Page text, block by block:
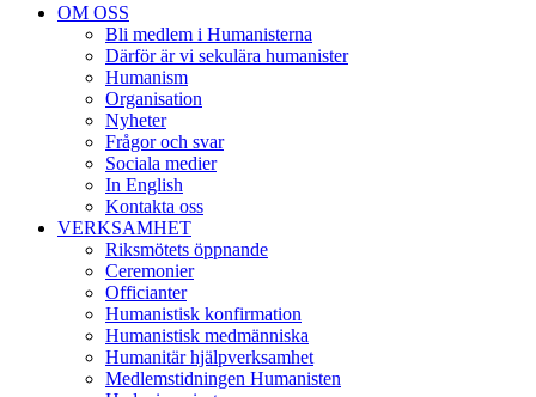
OM OSS
Bli medlem i Humanisterna
Därför är vi sekulära humanister
Humanism
Organisation
Nyheter
Frågor och svar
Sociala medier
In English
Kontakta oss
VERKSAMHET
Riksmötets öppnande
Ceremonier
Officianter
Humanistisk konfirmation
Humanistisk medmänniska
Humanitär hjälpverksamhet
Medlemstidningen Humanisten